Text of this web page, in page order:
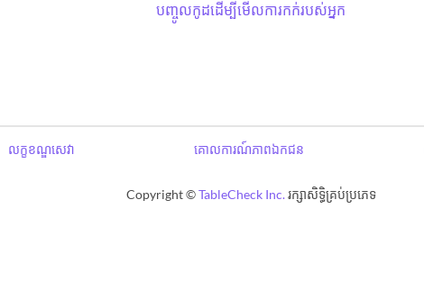
បញ្ចូលកូដដើម្បីមើលការកក់របស់អ្នក
លក្ខខណ្ឌសេវា គោលការណ៍ភាពឯកជន
Copyright ©TableCheck Inc.រក្សាសិទ្ធិគ្រប់ប្រភេទ